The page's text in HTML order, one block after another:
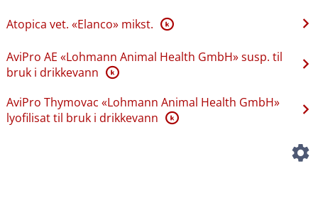
Atopica vet. «Elanco» mikst. K
AviPro AE «Lohmann Animal Health GmbH» susp. til
bruk i drikkevann K
AviPro Thymovac «Lohmann Animal Health GmbH»
lyofilisat til bruk i drikkevann K